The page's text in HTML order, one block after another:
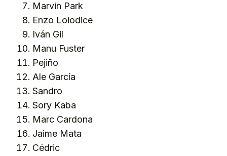
Marvin Park
Enzo Loiodice
Iván Gil
Manu Fuster
Pejiño
Ale García
Sandro
Sory Kaba
Marc Cardona
Jaime Mata
Cédric